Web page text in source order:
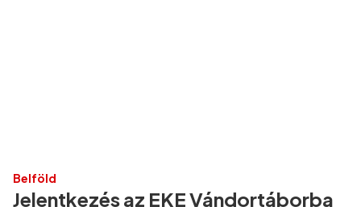
Belföld
Jelentkezés az EKE Vándortáborba